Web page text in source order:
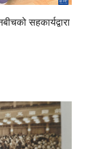
सहकार्यद्वारा